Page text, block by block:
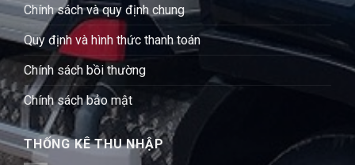
Chính sách và quy định chung
Quy định và hình thức thanh toán
Chính sách bồi thường
Chính sách bảo mật
THỐNG KÊ THU NHẬP